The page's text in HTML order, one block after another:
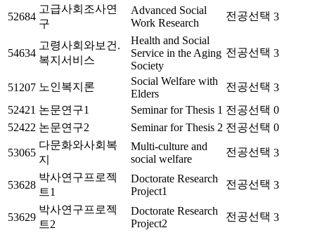
52684
고급사회조사연
구
Advanced Social
Work Research
전공선택 3
54634
고령사회와보건.
복지서비스
Health and Social
Service in the Aging
Society
전공선택 3
51207 노인복지론
Social Welfare with
Elders
전공선택 3
52421 논문연구1 Seminar for Thesis 1 전공선택 0
52422 논문연구2 Seminar for Thesis 2 전공선택 0
53065
다문화와사회복
지
Multi-culture and
social welfare
전공선택 3
53628
박사연구프로젝
트1
Doctorate Research
Project1
전공선택 3
53629
박사연구프로젝
트2
Doctorate Research
Project2
전공선택 3